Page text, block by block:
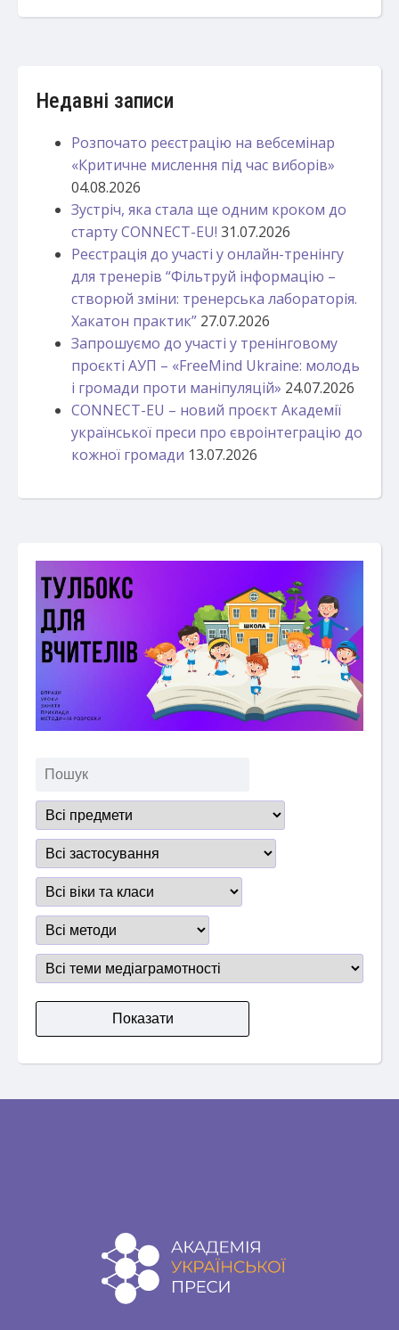
Недавні записи
Розпочато реєстрацію на вебсемінар
«Критичне мислення під час виборів»
04.08.2026
Зустріч, яка стала ще одним кроком до
старту CONNECT-EU! 31.07.2026
Реєстрація до участі у онлайн-тренінгу
для тренерів “Фільтруй інформацію –
створюй зміни: тренерська лабораторія.
Хакатон практик” 27.07.2026
Запрошуємо до участі у тренінговому
проєкті АУП – «FreeMind Ukraine: молодь
і громади проти маніпуляцій» 24.07.2026
CONNECT-EU – новий проєкт Академії
української преси про євроінтеграцію до
кожної громади 13.07.2026